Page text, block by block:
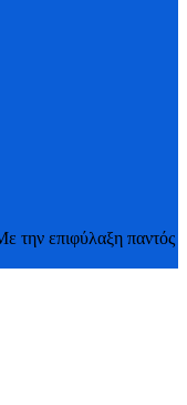
επιφύλαξη παντός